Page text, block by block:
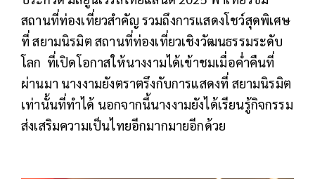
สถานที่ท่องเที่ยวสำคัญ รวมถึงการแสดงโชว์สุดพิเศษ
ที่ สยามนิรมิต สถานที่ท่องเที่ยวเชิงวัฒนธรรมระดับ
โลก ที่เปิดโอกาสให้นางงามได้เข้าชมเมื่อค่ำคืนที่
ผ่านมา นางงามยังตราตรึงกับการแสดงที่ สยามนิรมิต
เท่านั้นที่ทำได้ นอกจากนี้นางงามยังได้เรียนรู้กิจกรรม
ส่งเสริมความเป็นไทยอีกมากมายอีกด้วย